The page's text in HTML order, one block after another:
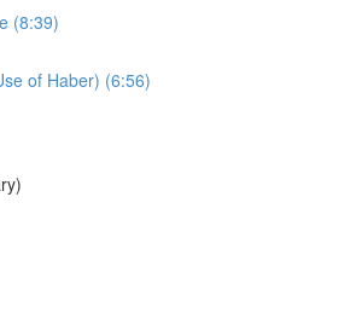
(8:39)
of Haber) (6:56)